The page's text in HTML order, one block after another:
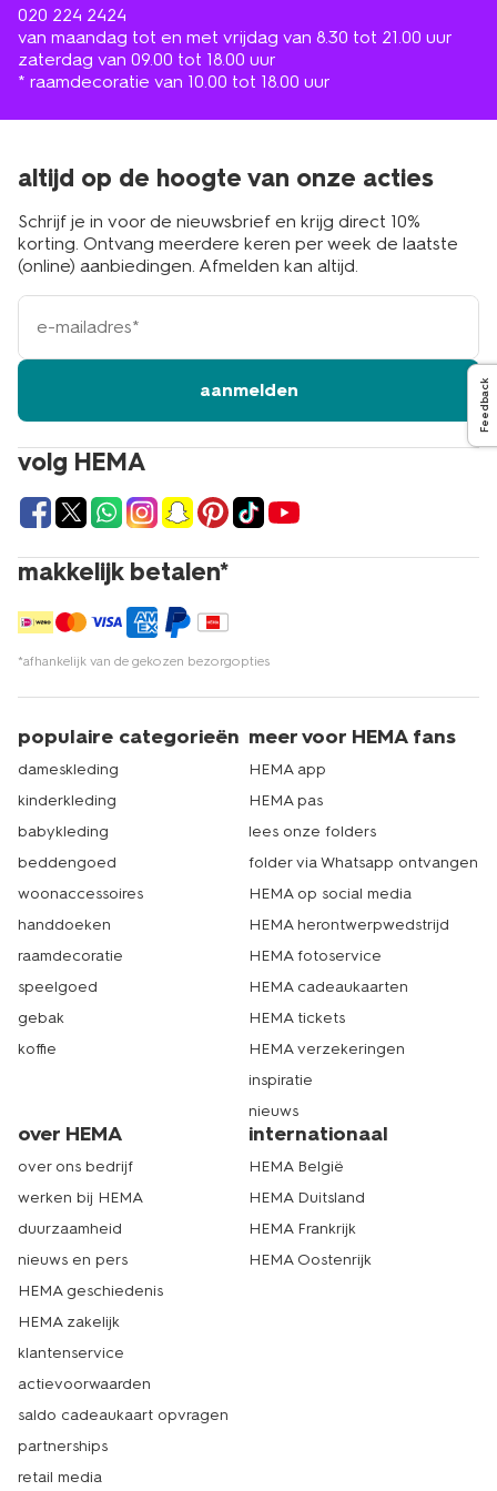
020 224 2424
van maandag tot en met vrijdag van 8.30 tot 21.00 uur
zaterdag van 09.00 tot 18.00 uur
* raamdecoratie van 10.00 tot 18.00 uur
volg HEMA
makkelijk betalen*
*afhankelijk van de gekozen bezorgopties
altijd op de hoogte van onze acties
Schrijf je in voor de nieuwsbrief en krijg direct 10%
korting. Ontvang meerdere keren per week de laatste
(online) aanbiedingen. Afmelden kan altijd.
e-
mailadres
aanmelden
populaire categorieën
dameskleding
kinderkleding
babykleding
beddengoed
woonaccessoires
handdoeken
raamdecoratie
speelgoed
gebak
koffie
meer voor HEMA fans
HEMA app
HEMA pas
lees onze folders
folder via Whatsapp ontvangen
HEMA op social media
HEMA herontwerpwedstrijd
HEMA fotoservice
HEMA cadeaukaarten
HEMA tickets
HEMA verzekeringen
inspiratie
nieuws
over HEMA
over ons bedrijf
werken bij HEMA
duurzaamheid
nieuws en pers
HEMA geschiedenis
HEMA zakelijk
klantenservice
actievoorwaarden
saldo cadeaukaart opvragen
partnerships
retail media
internationaal
HEMA België
HEMA Duitsland
HEMA Frankrijk
HEMA Oostenrijk
Feedback